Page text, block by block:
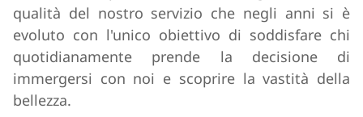
qualità del nostro servizio che negli anni si è
evoluto con l'unico obiettivo di soddisfare chi
quotidianamente prende la decisione di
immergersi con noi e scoprire la vastità della
bellezza.